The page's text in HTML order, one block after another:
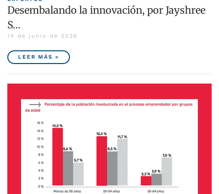
Desembalando la innovación, por Jayshree
S…
14 de junio de 2026
LEER MÁS »